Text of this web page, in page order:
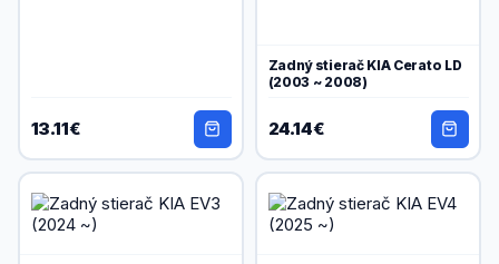
13.11€
Zadný stierač KIA Cerato LD
(2003 ~ 2008)
24.14€